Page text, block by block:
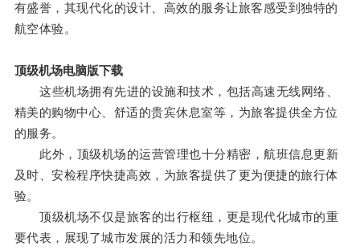
有盛誉，其现代化的设计、高效的服务让旅客感受到独特的
航空体验。
顶级机场电脑版下载
这些机场拥有先进的设施和技术，包括高速无线网络、
精美的购物中心、舒适的贵宾休息室等，为旅客提供全方位
的服务。
此外，顶级机场的运营管理也十分精密，航班信息更新
及时、安检程序快捷高效，为旅客提供了更为便捷的旅行体
验。
顶级机场不仅是旅客的出行枢纽，更是现代化城市的重
要代表，展现了城市发展的活力和领先地位。